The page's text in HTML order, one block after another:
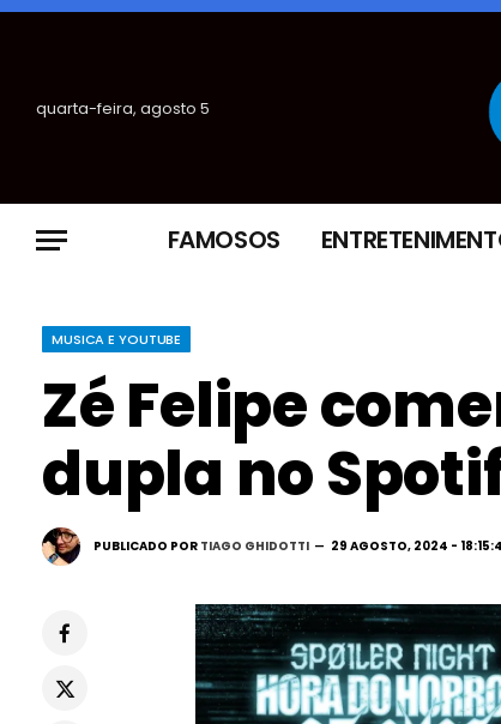
quarta-feira, agosto 5
FAMOSOS
MUSICA E YOUTUBE
Zé Felipe
dupla no
PUBLICADO POR TIAGO GHIDOTTI 29 AGOSTO, 2024 -